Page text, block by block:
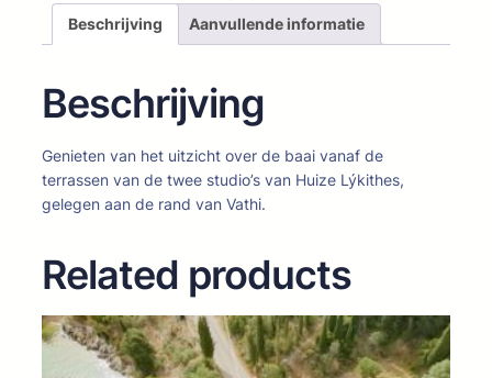
Beschrijving
Aanvullende informatie
Beschrijving
Genieten van het uitzicht over de baai vanaf de
terrassen van de twee studio’s van Huize Lýkithes,
gelegen aan de rand van Vathi.
Related products